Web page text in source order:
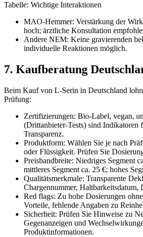
Tabelle: Wichtige Interaktionen
MAO-Hemmer: Verstärkung der
hoch; ärztliche Konsultation
Andere NEM: Keine gravierenden
individuelle Reaktionen möglich.
7. Kaufberatung
Beim Kauf von L-Serin in Deutschland
Prüfung:
Zertifizierungen: Bio-Label, vegan,
(Drittanbieter-Tests) sind Indikatoren
Transparenz.
Produktform: Wählen Sie je nach
oder Flüssigkeit. Prüfen Sie
Preisbandbreite: Niedriges Segment
mittleres Segment ca. 25 €; hohes
Qualitätsmerkmale: Transparente
Chargennummer, Haltbarkeitsdatum,
Red flags: Zu hohe Dosierungen
Vorteile, fehlende Angaben zu
Sicherheit: Prüfen Sie Hinweise zu
Gegenanzeigen und
Produktinformationen.